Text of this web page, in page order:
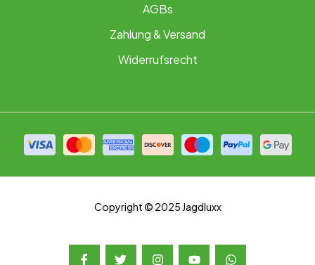
AGBs
Zahlung & Versand
Widerrufsrecht
Copyright © 2025 Jagdluxx